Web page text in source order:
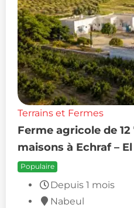
Terrains et Fermes
Ferme agricole de 12
maisons à Echraf –
Populaire
Depuis 1 mois
Nabeul